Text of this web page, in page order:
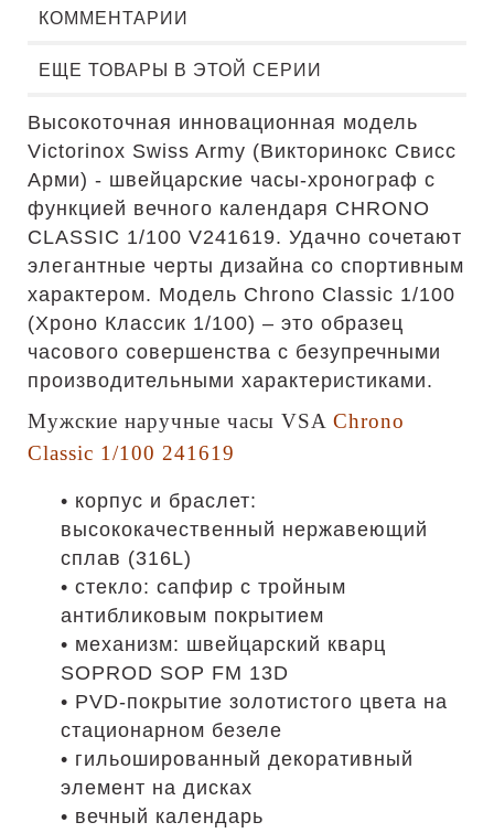
КОММЕНТАРИИ
ЕЩЕ ТОВАРЫ В ЭТОЙ СЕРИИ
Высокоточная инновационная модель
Victorinox Swiss Army (Викторинокс Свисс
Арми) - швейцарские часы-хронограф с
функцией вечного календаря CHRONO
CLASSIC 1/100 V241619. Удачно сочетают
элегантные черты дизайна со спортивным
характером. Модель Chrono Classic 1/100
(Хроно Классик 1/100) – это образец
часового совершенства с безупречными
производительными характеристиками.
Мужские наручные часы VSA Chrono
Classic 1/100 241619
• корпус и браслет:
высококачественный нержавеющий
сплав (316L)
• стекло: сапфир с тройным
антибликовым покрытием
• механизм: швейцарский кварц
SOPROD SOP FM 13D
• PVD-покрытие золотистого цвета на
стационарном безеле
• гильошированный декоративный
элемент на дисках
• вечный календарь